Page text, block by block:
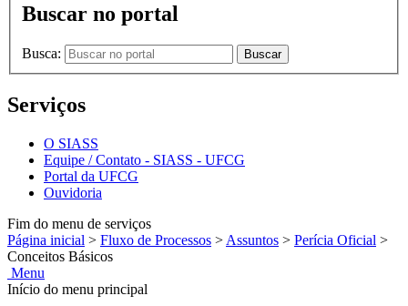
Buscar no portal
Busca: Buscar
Serviços
O SIASS
Equipe / Contato - SIASS - UFCG
Portal da UFCG
Ouvidoria
Fim do menu de serviços
Página inicial > Fluxo de Processos > Assuntos > Perícia Oficial >
Conceitos Básicos
Menu
Início do menu principal